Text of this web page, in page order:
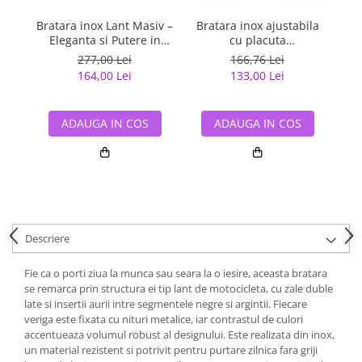
Bratara inox Lant Masiv –
Eleganta si Putere in
Design Modern
277,00 Lei
164,00 Lei
ADAUGA IN COS
Bratara inox ajustabila
cu placuta
inscriptionabila si lant
dublu
166,76 Lei
133,00 Lei
ADAUGA IN COS
Descriere
Fie ca o porti ziua la munca sau seara la o iesire, aceasta bratara
se remarca prin structura ei tip lant de motocicleta, cu zale duble
late si insertii aurii intre segmentele negre si argintii. Fiecare
veriga este fixata cu nituri metalice, iar contrastul de culori
accentueaza volumul robust al designului. Este realizata din inox,
un material rezistent si potrivit pentru purtare zilnica fara griji